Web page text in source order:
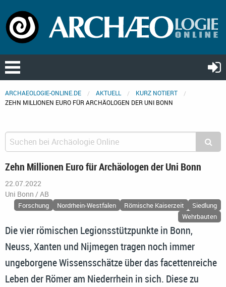
ARCHAEOLOGIE-ONLINE.DE AKTUELL
KURZ NOTIERT
ZEHN MILLIONEN EURO FÜR ARCHÄOLOGEN DER UNI BONN
Zehn Millionen Euro für Archäologen der Uni Bonn
22.07.2022
Uni Bonn / AB
Forschung Nordrhein-Westfalen Römische Kaiserzeit
Siedlung
Wehrbauten
Die vier römischen Legionsstützpunkte in Bonn,
Neuss, Xanten und Nijmegen tragen noch immer
ungeborgene Wissensschätze über das facettenreiche
Leben der Römer am Niederrhein in sich. Diese zu